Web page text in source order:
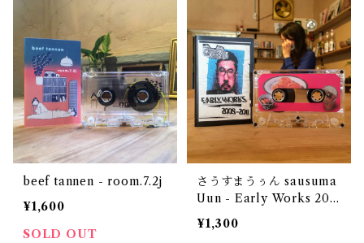
beef tannen - room.7.2j
¥1,600
SOLD OUT
さうすまうぅん sausuma
Uun - Early Works 200
8-2011
¥1,300